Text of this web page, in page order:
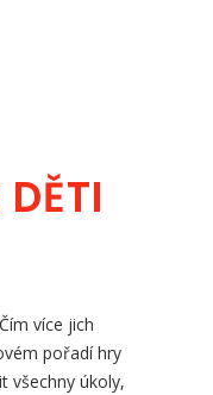
více jich
pořadí hry
všechny úkoly,